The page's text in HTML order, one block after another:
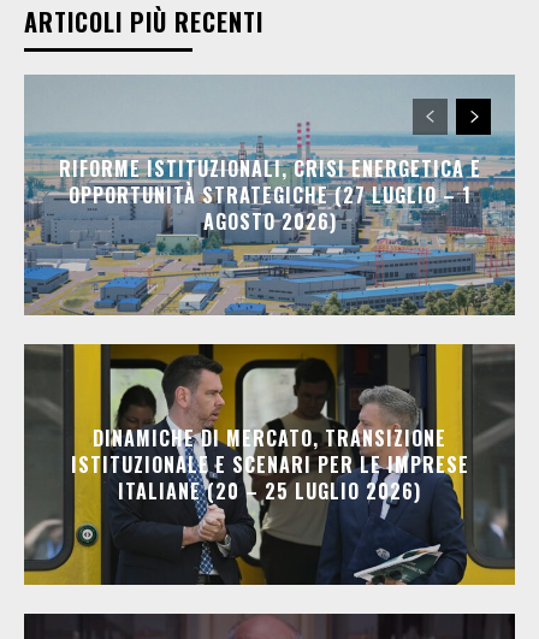
ARTICOLI PIÙ RECENTI
RIFORME ISTITUZIONALI, CRISI ENERGETICA E
OPPORTUNITÀ STRATEGICHE (27 LUGLIO – 1
AGOSTO 2026)
DINAMICHE DI MERCATO, TRANSIZIONE
ISTITUZIONALE E SCENARI PER LE IMPRESE
ITALIANE (20 – 25 LUGLIO 2026)